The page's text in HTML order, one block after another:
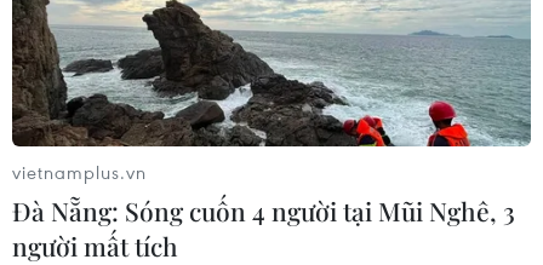
vietnamplus.vn
Đà Nẵng: Sóng cuốn 4 người tại Mũi Nghê, 3
người mất tích